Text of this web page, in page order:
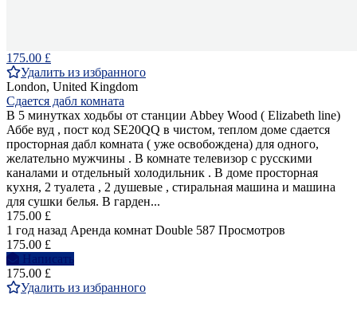
175.00 £
Удалить из избранного
London, United Kingdom
Сдается дабл комната
В 5 минутках ходьбы от станции Abbey Wood ( Elizabeth line)
Аббе вуд , пост код SE20QQ в чистом, теплом доме сдается
просторная дабл комната ( уже освобождена) для одного,
желательно мужчины . В комнате телевизор с русскими
каналами и отдельный холодильник . В доме просторная
кухня, 2 туалета , 2 душевые , стиральная машина и машина
для сушки белья. В гарден...
175.00 £
1 год назад Аренда комнат Double 587 Просмотров
175.00 £
Написать
175.00 £
Удалить из избранного